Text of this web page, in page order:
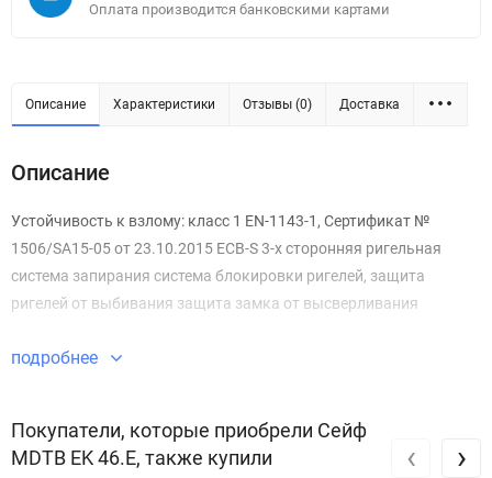
Оплата производится банковскими картами
Описание Характеристики Отзывы (0) Доставка
Описание
Устойчивость к взлому: класс 1 EN-1143-1, Сертификат №
1506/SA15-05 от 23.10.2015 EСB-S 3-х сторонняя ригельная
система запирания система блокировки ригелей, защита
ригелей от выбивания защита замка от высверливания
подробнее
Покупатели, которые приобрели Сейф
MDTB EK 46.E, также купили
‹ ›